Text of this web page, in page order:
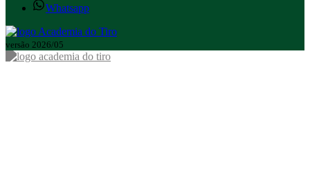
Whatsapp
versão 2026/05